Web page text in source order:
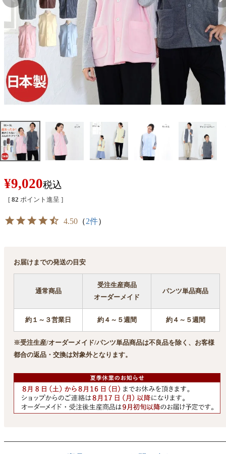
¥9,020税込
[ 82 ポイント進呈 ]
4.50 （2件）
お届けまでの発送の目安
通常商品
受注生産商品
オーダーメイド
パンツ単品商品
約１～３営業日 約４～５週間 約４～５週間
※受注生産/オーダーメイド/パンツ単品商品は不良品を除く、お客様
都合の返品・交換は対象外となります。